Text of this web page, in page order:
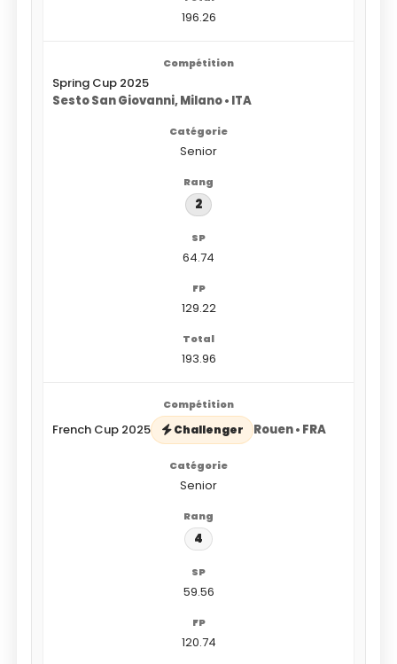
196.26
Spring Cup 2025
Sesto San Giovanni, Milano • ITA
Senior
2
64.74
129.22
193.96
French Cup 2025 Challenger Rouen • FRA
Senior
4
59.56
120.74